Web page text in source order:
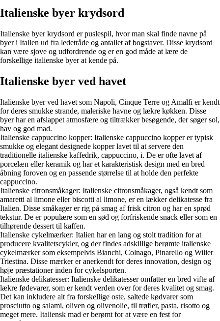
Italienske byer krydsord
Italienske byer krydsord er puslespil, hvor man skal finde navne på
byer i Italien ud fra ledetråde og antallet af bogstaver. Disse krydsord
kan være sjove og udfordrende og er en god måde at lære de
forskellige italienske byer at kende på.
Italienske byer ved havet
Italienske byer ved havet som Napoli, Cinque Terre og Amalfi er kendt
for deres smukke strande, maleriske havne og lækre køkken. Disse
byer har en afslappet atmosfære og tiltrækker besøgende, der søger sol,
hav og god mad.
Italienske cappuccino kopper: Italienske cappuccino kopper er typisk
smukke og elegant designede kopper lavet til at servere den
traditionelle italienske kaffedrik, cappuccino, i. De er ofte lavet af
porcelæn eller keramik og har et karakteristisk design med en bred
åbning foroven og en passende størrelse til at holde den perfekte
cappuccino.
Italienske citronsmåkager: Italienske citronsmåkager, også kendt som
amaretti al limone eller biscotti al limone, er en lækker delikatesse fra
Italien. Disse småkager er rig på smag af frisk citron og har en sprød
tekstur. De er populære som en sød og forfriskende snack eller som en
tilhørende dessert til kaffen.
Italienske cykelmærker: Italien har en lang og stolt tradition for at
producere kvalitetscykler, og der findes adskillige berømte italienske
cykelmærker som eksempelvis Bianchi, Colnago, Pinarello og Wilier
Triestina. Disse mærker er anerkendt for deres innovation, design og
høje præstationer inden for cykelsporten.
Italienske delikatesser: Italienske delikatesser omfatter en bred vifte af
lækre fødevarer, som er kendt verden over for deres kvalitet og smag.
Det kan inkludere alt fra forskellige oste, saltede kødvarer som
prosciutto og salami, oliven og olivenolie, til trøfler, pasta, risotto og
meget mere. Italiensk mad er berømt for at være en fest for